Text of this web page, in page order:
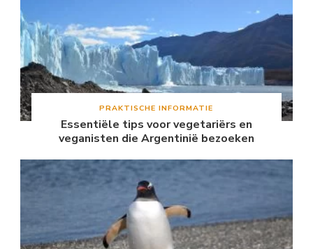
PRAKTISCHE INFORMATIE
Essentiële tips voor vegetariërs en
veganisten die Argentinië bezoeken